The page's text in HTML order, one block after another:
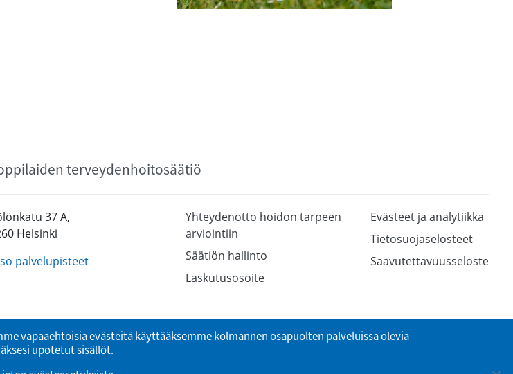
terveydenhoitosäätiö
37 A,
Helsinki
palvelupisteet
Yhteydenotto hoidon tarpeen
arviointiin
Säätiön hallinto
Laskutusosoite
Evästeet ja analytiikka
Tietosuojaselosteet
Saavutettavuusseloste
vapaaehtoisia evästeitä käyttääksemme kolmannen osapuolten palveluissa olevia
upotetut sisällöt.